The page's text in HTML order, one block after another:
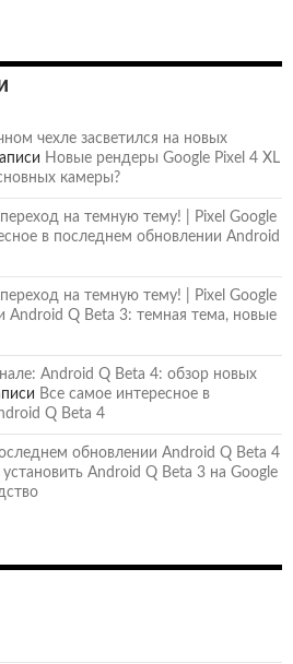
чехле засветился на новых
Новые рендеры Google Pixel 4 XL
камеры?
на темную тему! | Pixel Google
в последнем обновлении Android
на темную тему! | Pixel Google
Android Q Beta 3: темная тема, новые
Android Q Beta 4: обзор новых
Все самое интересное в
Q Beta 4
обновлении Android Q Beta 4
установить Android Q Beta 3 на Google